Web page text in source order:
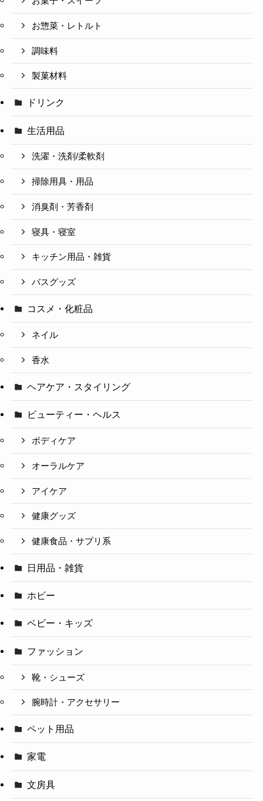
お惣菜・レトルト
調味料
製菓材料
ドリンク
生活用品
洗濯・洗剤/柔軟剤
掃除用具・用品
消臭剤・芳香剤
寝具・寝室
キッチン用品・雑貨
バスグッズ
コスメ・化粧品
ネイル
香水
ヘアケア・スタイリング
ビューティー・ヘルス
ボディケア
オーラルケア
アイケア
健康グッズ
健康食品・サプリ系
日用品・雑貨
ホビー
ベビー・キッズ
ファッション
靴・シューズ
腕時計・アクセサリー
ペット用品
家電
文房具